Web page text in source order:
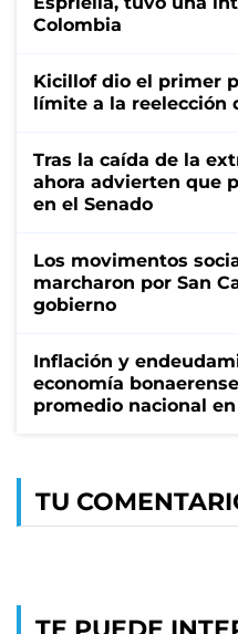
Colombia
Kicillof dio el primer
límite a la reelección
Tras la caída de la
ahora advierten que
en el Senado
Los movimentos
marcharon por San
gobierno
Inflación y
economía
promedio nacional
TU